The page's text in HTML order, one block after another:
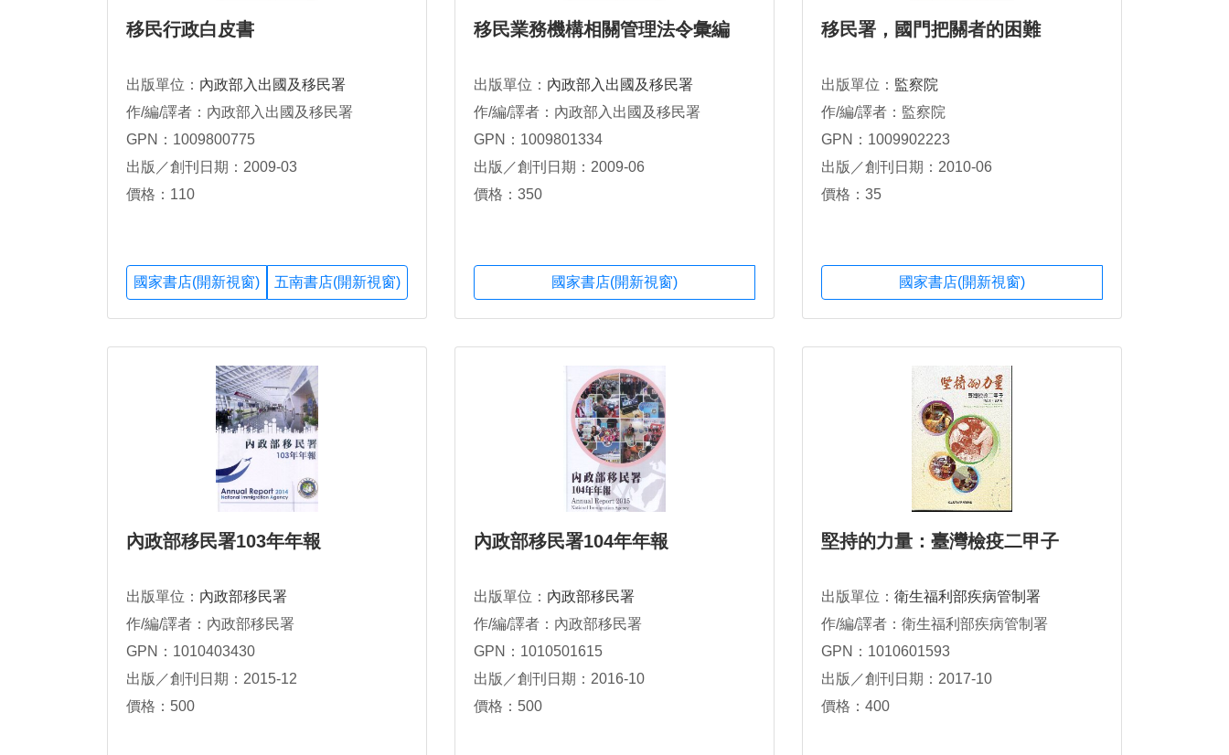
移民行政白皮書
出版單位： 內政部入出國及移民署
作/編/譯者：內政部入出國及移民署
GPN：1009800775
出版／創刊日期：2009-03
價格：110
國家書店(開新視窗) 五南書店(開新視窗)
移民業務機構相關管理法令彙編
出版單位： 內政部入出國及移民署
作/編/譯者：內政部入出國及移民署
GPN：1009801334
出版／創刊日期：2009-06
價格：350
國家書店(開新視窗)
移民署，國門把關者的困難
出版單位： 監察院
作/編/譯者：監察院
GPN：1009902223
出版／創刊日期：2010-06
價格：35
國家書店(開新視窗)
內政部移民署103年年報
出版單位： 內政部移民署
作/編/譯者：內政部移民署
GPN：1010403430
出版／創刊日期：2015-12
價格：500
內政部移民署104年年報
出版單位： 內政部移民署
作/編/譯者：內政部移民署
GPN：1010501615
出版／創刊日期：2016-10
價格：500
堅持的力量：臺灣檢疫二甲子
出版單位： 衛生福利部疾病管制署
作/編/譯者：衛生福利部疾病管制署
GPN：1010601593
出版／創刊日期：2017-10
價格：400